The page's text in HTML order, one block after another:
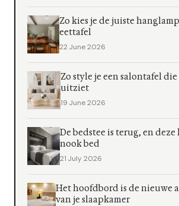
Zo kies je de juiste
eettafel
22 June 2026
Zo style je een salontafel
uitziet
19 June 2026
De bedstee is terug, en
nook bed
21 July 2026
Het hoofdbord is de nieuwe
van je slaapkamer